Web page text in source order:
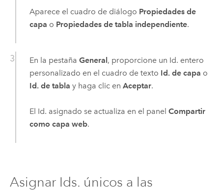
Aparece el cuadro de diálogo Propiedades de
capa o Propiedades de tabla independiente.
En la pestaña General, proporcione un Id. entero
personalizado en el cuadro de texto Id. de capa o
Id. de tabla y haga clic en Aceptar.
El Id. asignado se actualiza en el panel Compartir
como capa web.
Asignar Ids. únicos a las